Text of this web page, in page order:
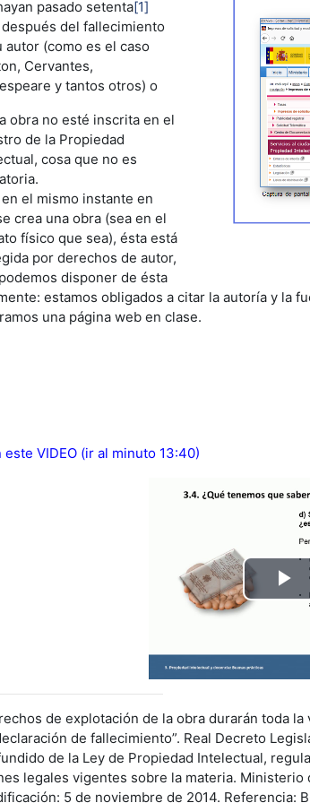
pasado setenta[1]
del fallecimiento
autor (como es el caso
Cervantes,
y tantos otros) o
obra no esté inscrita en el
de la Propiedad
cosa que no es
el mismo instante en
crea una obra (sea en el
físico que sea), ésta está
por derechos de autor,
disponer de ésta
estamos obligados a citar la autoría y la
una página web en clase.
este VIDEO (ir al minuto 13:40)
de explotación de la obra durarán toda
de fallecimiento”. Real Decreto
de la Ley de Propiedad Intelectual,
legales vigentes sobre la materia. Ministerio
5 de noviembre de 2014. Referencia: